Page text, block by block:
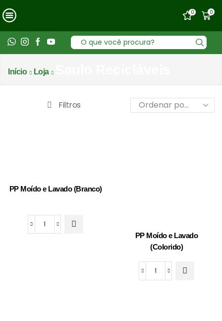
0 0
Entrada
de
Início Loja
Filtros
PP Moído e Lavado (Branco)
PP
PP Moído e Lavado
(Colorido)
PP